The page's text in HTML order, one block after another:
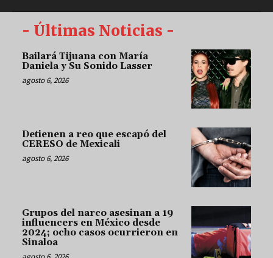
- Últimas Noticias -
Bailará Tijuana con María
Daniela y Su Sonido Lasser
agosto 6, 2026
Detienen a reo que escapó del
CERESO de Mexicali
agosto 6, 2026
Grupos del narco asesinan a 19
influencers en México desde
2024; ocho casos ocurrieron en
Sinaloa